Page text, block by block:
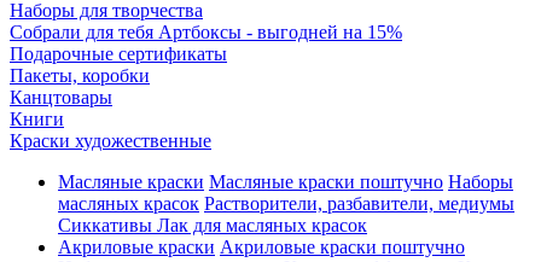
Наборы для творчества
Собрали для тебя Артбоксы - выгодней на 15%
Подарочные сертификаты
Пакеты, коробки
Канцтовары
Книги
Краски художественные
Масляные краски Масляные краски поштучно Наборы
масляных красок Растворители, разбавители, медиумы
Сиккативы Лак для масляных красок
Акриловые краски Акриловые краски поштучно